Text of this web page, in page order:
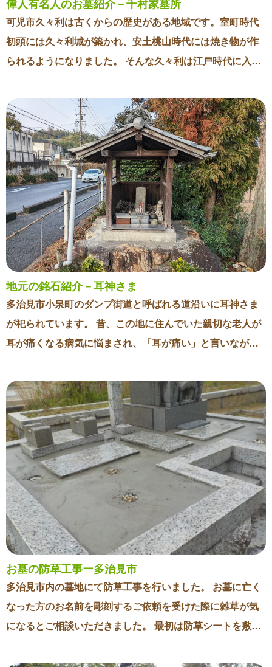
偉人有名人のお墓紹介－千村家墓所
可児市久々利は古くからの歴史がある地域です。室町時代
初頭には久々利城が築かれ、安土桃山時代には焼き物が作
られるようになりました。 そんな久々利は江戸時代に入る
しました。 初代の千村良重はもともと木曽氏に仕えていま
したが、木曽氏が改易となったことで浪人となり、千葉・
佐倉で暮らしていました。 そんな折に徳川家康に召し出さ
れ、関ケ原の合戦に加わり、そこで武功をあげました。 そ
れが評価されて、良重は幕府の旗本になり、４６００石を
与えられ、久々利を本拠地とすることになりました。良重
はその後、尾張藩にも仕え、６５才で亡くなりました。 良
重のお墓は廟に納められているので外から見ることはでき
ませんが、東禅寺には初代から１１代までとその身内のお
墓が並んでいます。お墓は大きいもので高さ３メートルを
超すものもあります。 千村氏の本拠地であった陣屋の跡地
地元の銘石紹介－耳神さま
多治見市小泉町のダンプ街道と呼ばれる道沿いに耳神さま
が祀られています。 昔、この地に住んでいた親切な老人が
耳が痛くなる病気に悩まされ、「耳が痛い」と言いながら
悼み、これから耳の病気で苦しむ人がいない様に願って耳
神さまを祀るようになりました。 それ以来、耳神さまには
遠方からもお参りがあり、願をかけました。 病気が治ると
人々は錐（きり）を作って奉納しました。 耳神さまの屋根
の鬼瓦は、一方は耳が痛くて苦しい顔をしており、もう一
方は治ってニコニコした顔をしています。 耳神さまには芳
名帳があり、今でもお参りをする方が多くいることがわか
ります。
お墓の防草工事ー多治見市
多治見市内の墓地にて防草工事を行いました。 お墓に亡く
なった方のお名前を彫刻するご依頼を受けた際に雑草が気
になるとご相談いただきました。 最初は防草シートを敷く
ただいてコンクリートでの施工を提案させていただきまし